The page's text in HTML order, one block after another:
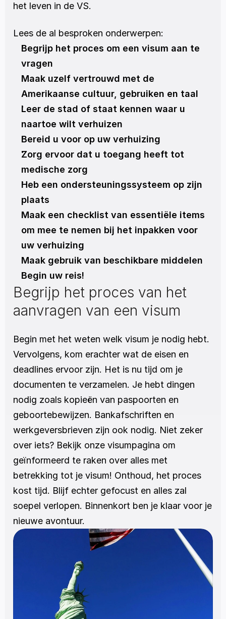
het leven in de VS.
Lees de al besproken onderwerpen:
Begrijp het proces om een visum aan te
vragen
Maak uzelf vertrouwd met de
Amerikaanse cultuur, gebruiken en taal
Leer de stad of staat kennen waar u
naartoe wilt verhuizen
Bereid u voor op uw verhuizing
Zorg ervoor dat u toegang heeft tot
medische zorg
Heb een ondersteuningssysteem op zijn
plaats
Maak een checklist van essentiële items
om mee te nemen bij het inpakken voor
uw verhuizing
Maak gebruik van beschikbare middelen
Begin uw reis!
Begrijp het proces van het
aanvragen van een visum
Begin met het weten welk visum je nodig hebt.
Vervolgens, kom erachter wat de eisen en
deadlines ervoor zijn. Het is nu tijd om je
documenten te verzamelen. Je hebt dingen
nodig zoals kopieën van paspoorten en
geboortebewijzen. Bankafschriften en
werkgeversbrieven zijn ook nodig. Niet zeker
over iets? Bekijk onze visumpagina om
geïnformeerd te raken over alles met
betrekking tot je visum! Onthoud, het proces
kost tijd. Blijf echter gefocust en alles zal
soepel verlopen. Binnenkort ben je klaar voor je
nieuwe avontuur.